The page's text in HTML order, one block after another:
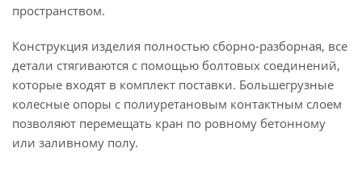
пространством.
Конструкция изделия полностью сборно-разборная, все
детали стягиваются с помощью болтовых соединений,
которые входят в комплект поставки. Большегрузные
колесные опоры с полиуретановым контактным слоем
позволяют перемещать кран по ровному бетонному
или заливному полу.